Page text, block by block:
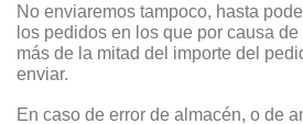
No enviaremos tampoco, hasta
los pedidos en los que por causa
más de la mitad del importe del
enviar.
En caso de error de almacén, o de